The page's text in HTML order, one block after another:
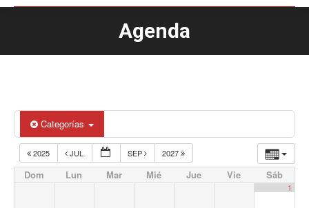
Agenda
Estás aquí:
Categorías
2025 JUL SEP 2027
Dom Lun Mar Mié Jue Vie Sáb
1